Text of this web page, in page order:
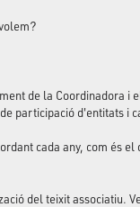
de la Coordinadora i
participació d'entitats i
cada any, com és
del teixit associatiu.